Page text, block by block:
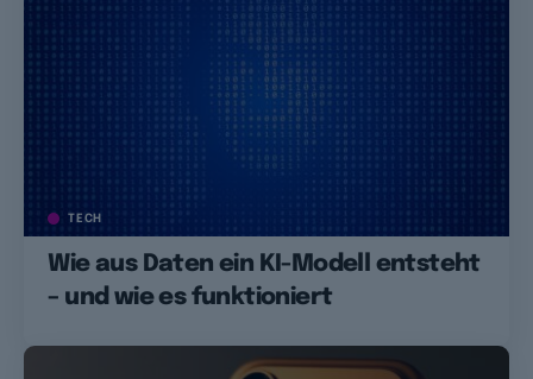
TECH
Wie aus Daten ein KI-Modell entsteht
– und wie es funktioniert